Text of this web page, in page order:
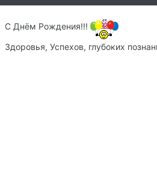
С Днём Рождения!!!
Здоровья, Успехов, глубоких